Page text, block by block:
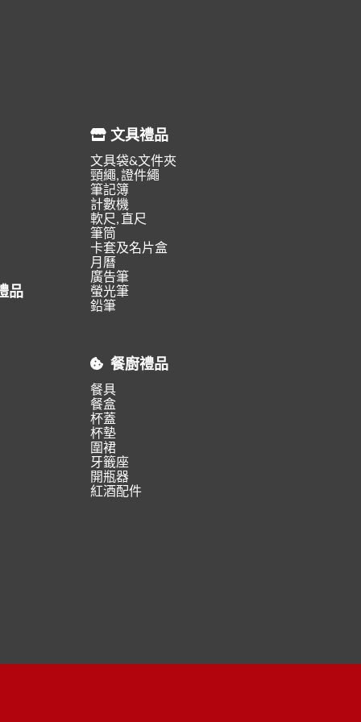
品
文具禮品
文具袋&文件夾
頸繩, 證件繩
筆記簿
計數機
軟尺, 直尺
筆筒
卡套及名片盒
月曆
廣告筆
螢光筆
鉛筆
餐廚禮品
餐具
餐盒
杯蓋
杯墊
圍裙
牙籤座
開瓶器
紅酒配件